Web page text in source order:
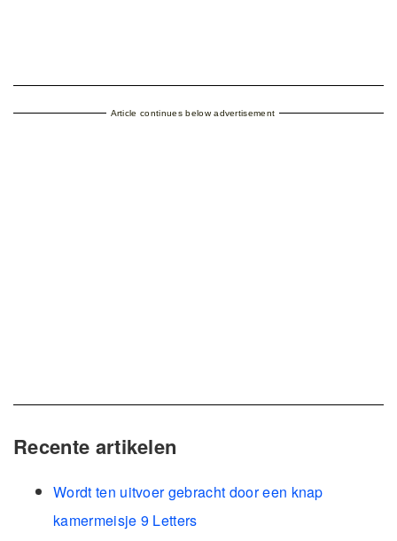
Article continues below advertisement
Recente artikelen
Wordt ten uitvoer gebracht door een knap
kamermeisje 9 Letters